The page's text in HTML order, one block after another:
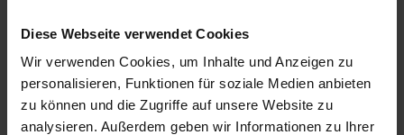
Diese Webseite verwendet Cookies
Wir verwenden Cookies, um Inhalte und Anzeigen zu
personalisieren, Funktionen für soziale Medien anbieten
zu können und die Zugriffe auf unsere Website zu
analysieren. Außerdem geben wir Informationen zu Ihrer
Unternehmen
Ihre Nachricht*